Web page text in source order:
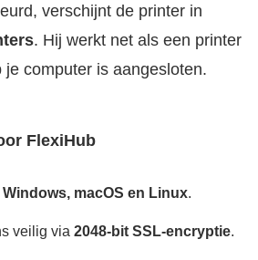
verschijnt de printer in
. Hij werkt net als een printer
computer is aangesloten.
FlexiHub
Windows, macOS en Linux.
veilig via 2048-bit SSL-encryptie.